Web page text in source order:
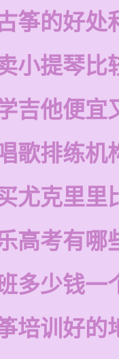
筝的好处
小提琴比
吉他便宜
歌排练机
尤克里里
高考有哪
多少钱一
培训好的